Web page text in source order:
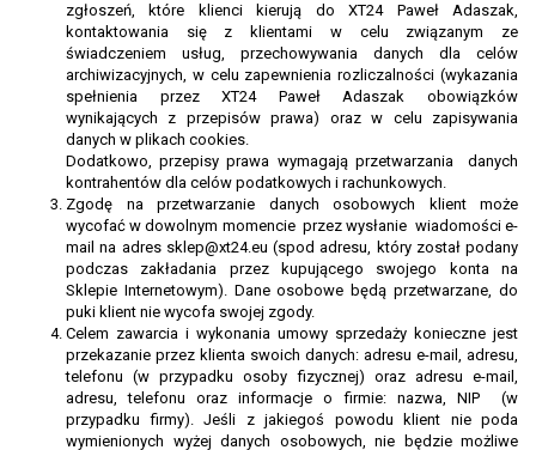
zgłoszeń, które klienci kierują do XT24 Paweł Adaszak,
kontaktowania się z klientami w celu związanym ze
świadczeniem usług, przechowywania danych dla celów
archiwizacyjnych, w celu zapewnienia rozliczalności (wykazania
spełnienia przez XT24 Paweł Adaszak obowiązków
wynikających z przepisów prawa) oraz w celu zapisywania
danych w plikach cookies.
Dodatkowo, przepisy prawa wymagają przetwarzania danych
kontrahentów dla celów podatkowych i rachunkowych.
Zgodę na przetwarzanie danych osobowych klient może
wycofać w dowolnym momencie przez wysłanie wiadomości e-
mail na adres sklep@xt24.eu (spod adresu, który został podany
podczas zakładania przez kupującego swojego konta na
Sklepie Internetowym). Dane osobowe będą przetwarzane, do
puki klient nie wycofa swojej zgody.
Celem zawarcia i wykonania umowy sprzedaży konieczne jest
przekazanie przez klienta swoich danych: adresu e-mail, adresu,
telefonu (w przypadku osoby fizycznej) oraz adresu e-mail,
adresu, telefonu oraz informacje o firmie: nazwa, NIP (w
przypadku firmy). Jeśli z jakiegoś powodu klient nie poda
wymienionych wyżej danych osobowych, nie będzie możliwe